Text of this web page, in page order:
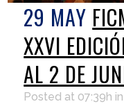
29 MAY
XXVI
AL 2 DE
Posted at 07:39h in